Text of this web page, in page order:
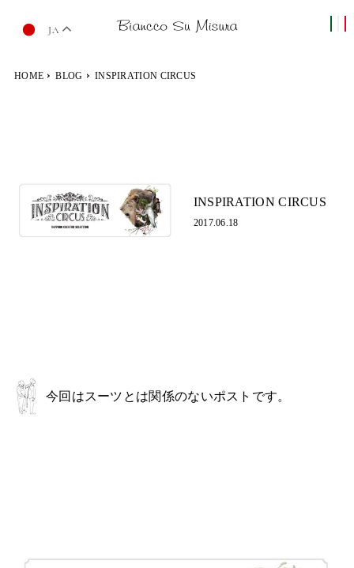
JA
HOME BLOG INSPIRATION CIRCUS
INSPIRATION CIRCUS
2017.06.18
今回はスーツとは関係のないポストです。